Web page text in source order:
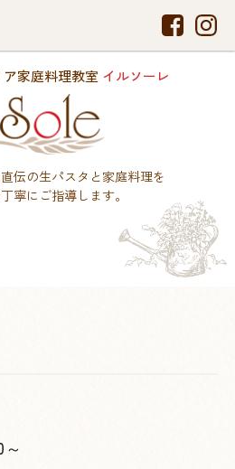
家庭料理教室 イルソーレ
伝の生パスタと家庭料理を
寧にご指導します。